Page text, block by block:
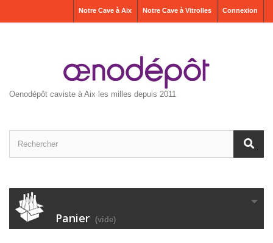
Connexion
Notre Cave à Vitrolles
Notre Cave à Aix
Oenodépôt caviste à Aix les milles depuis 2011
Panier (vide)